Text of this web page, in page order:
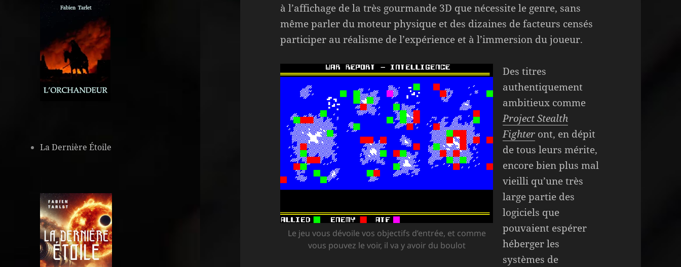
La Dernière Étoile
à l’affichage de la très gourmande 3D que nécessite le genre, sans
même parler du moteur physique et des dizaines de facteurs censés
participer au réalisme de l’expérience et à l’immersion du joueur.
Le jeu vous dévoile vos objectifs d’entrée, et comme
vous pouvez le voir, il va y avoir du boulot
Des titres
authentiquement
ambitieux comme
Project Stealth
Fighter ont, en dépit
de tous leurs mérite,
encore bien plus mal
vieilli qu’une très
large partie des
logiciels que
pouvaient espérer
héberger les
systèmes de